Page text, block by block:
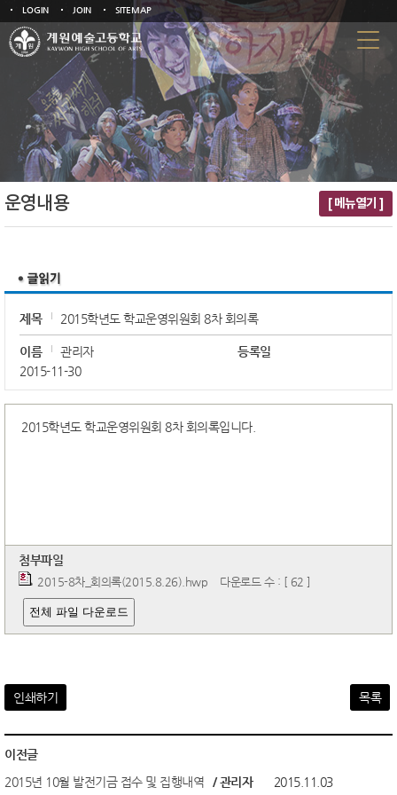
LOGIN JOIN SITEMAP
운영내용 [ 메뉴열기 ]
제목 2015학년도 학교운영위원회 8차 회의록
이름 관리자
등록일
2015-11-30
2015학년도 학교운영위원회 8차 회의록입니다.
첨부파일
2015-8차_회의록(2015.8.26).hwp 다운로드 수 : [ 62 ]
전체 파일 다운로드
인쇄하기 목록
이전글
2015년 10월 발전기금 접수 및 집행내역
/ 관리자 2015.11.03